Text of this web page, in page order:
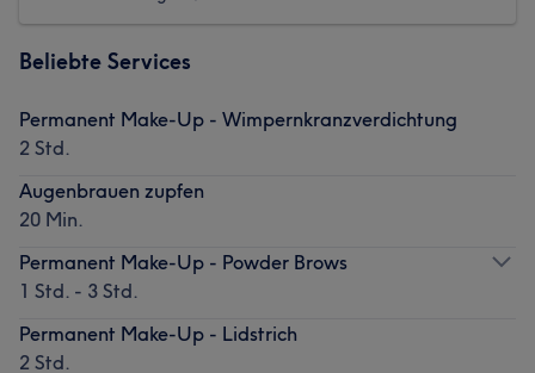
Beliebte Services
Permanent Make-Up - Wimpernkranzverdichtung
2 Std.
Augenbrauen zupfen
20 Min.
Permanent Make-Up - Powder Brows
1 Std. - 3 Std.
Permanent Make-Up - Lidstrich
2 Std.